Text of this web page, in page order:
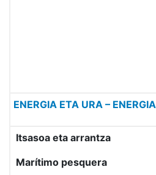
ENERGIA ETA URA –
Itsasoa eta arrantza
Marítimo pesquera